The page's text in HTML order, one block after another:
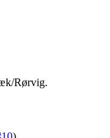
Rørvig.